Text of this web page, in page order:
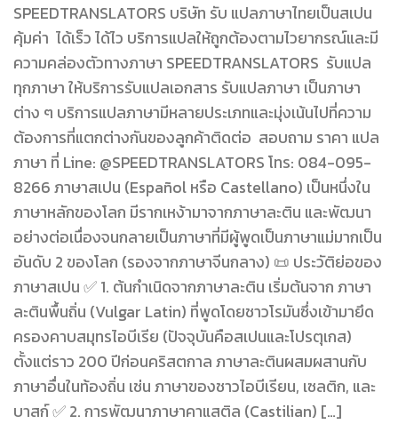
SPEEDTRANSLATORS บริษัท รับ แปลภาษาไทยเป็นสเปน
คุ้มค่า ได้เร็ว ได้ไว บริการแปลให้ถูกต้องตามไวยากรณ์และมี
ความคล่องตัวทางภาษา SPEEDTRANSLATORS รับแปล
ทุกภาษา ให้บริการรับแปลเอกสาร รับแปลภาษา เป็นภาษา
ต่าง ๆ บริการแปลภาษามีหลายประเภทและมุ่งเน้นไปที่ความ
ต้องการที่แตกต่างกันของลูกค้าติดต่อ สอบถาม ราคา แปล
ภาษา ที่ Line: @SPEEDTRANSLATORS โทร: 084-095-
8266 ภาษาสเปน (Español หรือ Castellano) เป็นหนึ่งใน
ภาษาหลักของโลก มีรากเหง้ามาจากภาษาละติน และพัฒนา
อย่างต่อเนื่องจนกลายเป็นภาษาที่มีผู้พูดเป็นภาษาแม่มากเป็น
อันดับ 2 ของโลก (รองจากภาษาจีนกลาง) 📜 ประวัติย่อของ
ภาษาสเปน ✅ 1. ต้นกำเนิดจากภาษาละติน เริ่มต้นจาก ภาษา
ละตินพื้นถิ่น (Vulgar Latin) ที่พูดโดยชาวโรมันซึ่งเข้ามายึด
ครองคาบสมุทรไอบีเรีย (ปัจจุบันคือสเปนและโปรตุเกส)
ตั้งแต่ราว 200 ปีก่อนคริสตกาล ภาษาละตินผสมผสานกับ
ภาษาอื่นในท้องถิ่น เช่น ภาษาของชาวไอบีเรียน, เซลติก, และ
บาสก์ ✅ 2. การพัฒนาภาษาคาแสติล (Castilian) […]